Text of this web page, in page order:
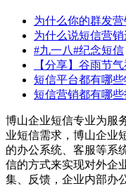
为什么你的群发
为什么说短信营
#九一八#纪念短信
【分享】谷雨节
短信平台都有哪些
短信营销都有哪些
博山企业短信专业为服
业短信需求，博山企业
的办公系统、客服等系
信的方式来实现对外企
集、反馈，企业内部办